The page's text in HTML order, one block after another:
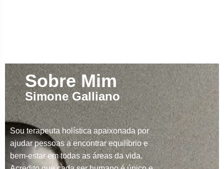
Sobre Mim
Simone Galliano
Sou terapeuta holística apaixonada por
ajudar pessoas a encontrar equilíbrio e
bem-estar em todas as áreas da vida.